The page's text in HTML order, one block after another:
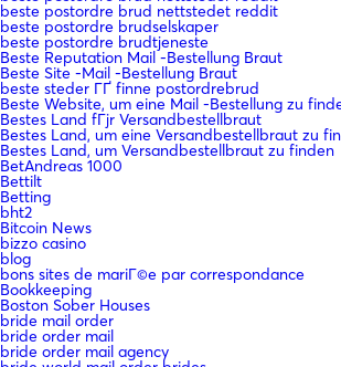
beste postordre brud nettstedet reddit
beste postordre brudselskaper
beste postordre brudtjeneste
Beste Reputation Mail -Bestellung Braut
Beste Site -Mail -Bestellung Braut
beste steder ГҐ finne postordrebrud
Beste Website, um eine Mail -Bestellung zu
Bestes Land fГјr Versandbestellbraut
Bestes Land, um eine Versandbestellbraut zu
Bestes Land, um Versandbestellbraut zu finden
BetAndreas 1000
Bettilt
Betting
bht2
Bitcoin News
bizzo casino
blog
bons sites de mariГ©e par correspondance
Bookkeeping
Boston Sober Houses
bride mail order
bride order mail
bride order mail agency